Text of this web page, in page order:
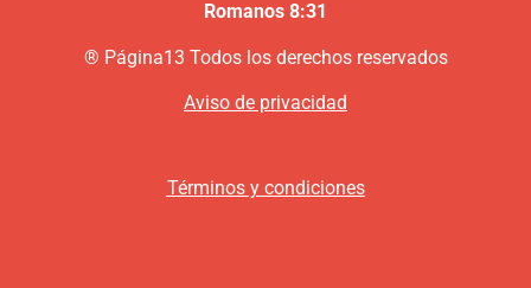
Romanos 8:31
® Página13 Todos los derechos reservados
Aviso de privacidad
Términos y condiciones